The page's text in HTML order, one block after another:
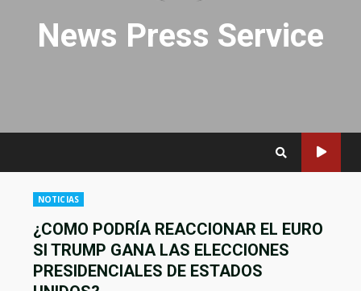
News Press Service
NOTICIAS
¿COMO PODRÍA REACCIONAR EL EURO
SI TRUMP GANA LAS ELECCIONES
PRESIDENCIALES DE ESTADOS